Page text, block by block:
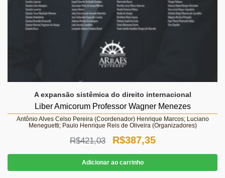
A expansão sistêmica do direito internacional
Liber Amicorum Professor Wagner Menezes
Antônio Alves Celso Pereira (Coordenador) Henrique Marcos; Luciano
Meneguetti; Paulo Henrique Reis de Oliveira (Organizadores)
R$421,03
O
preço
original
R$387,35O
preço
atual
Adicionar ao carrinho